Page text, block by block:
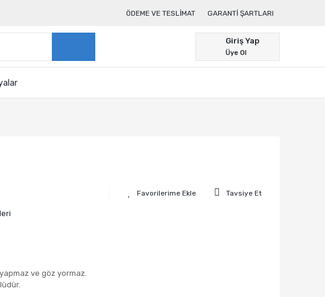
ÖDEME VE TESLIMAT GARANTI ŞARTLARI
Giriş Yap
Üye Ol
ve göz yormaz.
Tavsiye Et